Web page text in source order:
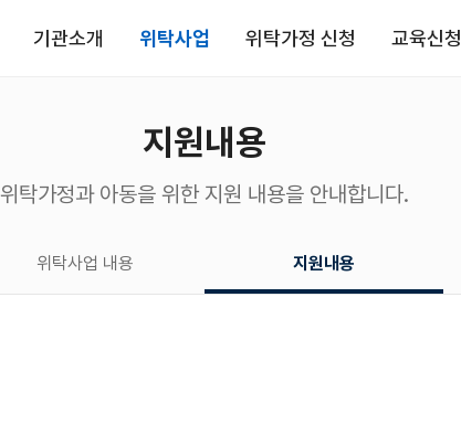
기관소개 위탁사업 위탁가정 신청 교육신청
지원내용
위탁가정과 아동을 위한 지원 내용을 안내합니다.
위탁사업 내용 지원내용